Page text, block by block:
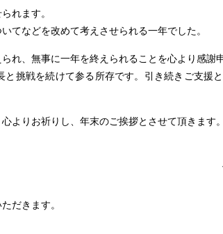
れます。
てなどを改めて考えさせられる一年でした。
れ、無事に一年を終えられることを心より感謝
挑戦を続けて参る所存です。引き続きご支援
よりお祈りし、年末のご挨拶とさせて頂きます。
だきます。